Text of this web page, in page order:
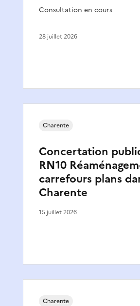
Consultation en cours
28 juillet 2026
Concertation
RN10
carrefours plans
Charente
Charente
15 juillet 2026
Charente